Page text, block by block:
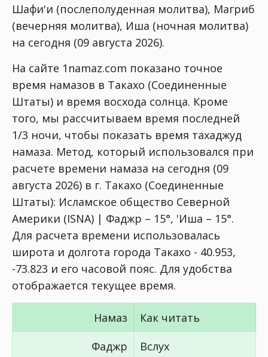
Шафи'и (послеполуденная молитва), Магриб
(вечерняя молитва), Иша (ночная молитва)
на сегодня (09 августа 2026).
На сайте 1namaz.com показано точное
время намазов в Такахо (Соединенные
Штаты) и время восхода солнца. Кроме
того, мы рассчитываем время последней
1/3 ночи, чтобы показать время тахаджуд
намаза. Метод, который использовался при
расчете времени намаза на сегодня (09
августа 2026) в г. Такахо (Соединенные
Штаты): Исламское общество Северной
Америки (ISNA) | Фаджр – 15°, 'Иша – 15°.
Для расчета времени использовалась
широта и долгота города Такахо - 40.953,
-73.823 и его часовой пояс. Для удобства
отображается текущее время.
Намаз
Как читать
Фаджр
Вслух